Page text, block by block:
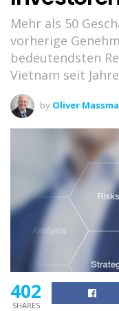
Mehr als 50
vorherige
bedeutendsten
Vietnam seit
by Oliver
402
SHARES